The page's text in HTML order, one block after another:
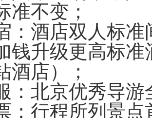
准不变；
：酒店双人标
钱升级更高标
酒店）；
：北京优秀导游
：行程所列景点